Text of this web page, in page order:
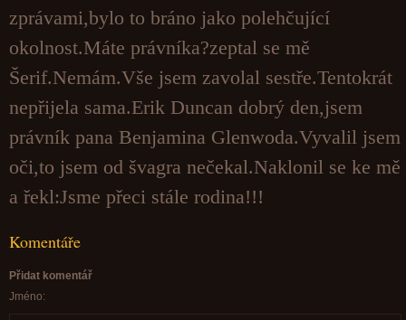
zprávami,bylo to bráno jako polehčující
okolnost.Máte právníka?zeptal se mě
Šerif.Nemám.Vše jsem zavolal sestře.Tentokrát
nepřijela sama.Erik Duncan dobrý den,jsem
právník pana Benjamina Glenwoda.Vyvalil jsem
oči,to jsem od švagra nečekal.Naklonil se ke mě
a řekl:Jsme přeci stále rodina!!!
Komentáře
Přidat komentář
Jméno: